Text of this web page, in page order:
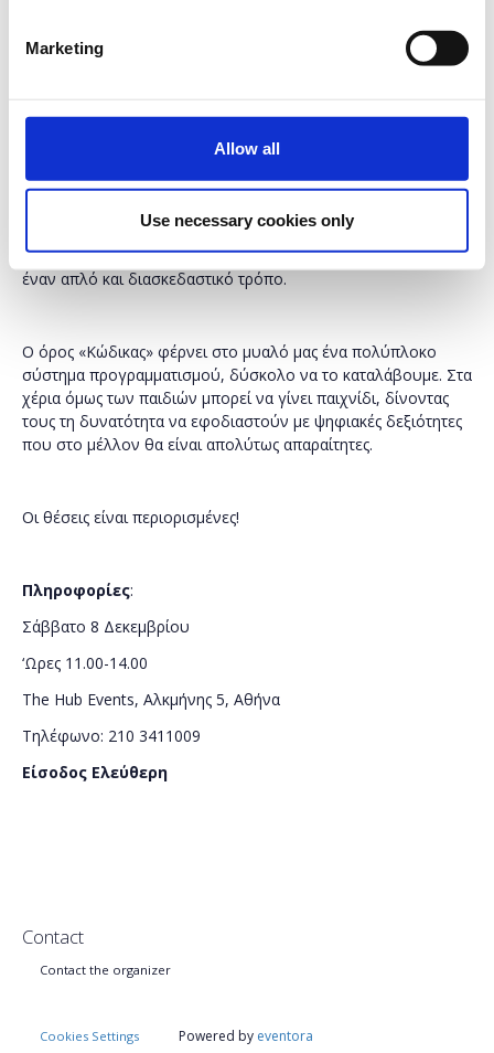
Marketing
Allow all
Use necessary cookies only
προγραμματισμού. Η εισαγωγή σε αυτόν γίνεται με έξυπνα
κινητικά και μαθηματικά παιχνίδια, αλλά και με το
πληροφορικής τις βασικές έννοιες προγραμματισμού!
προσεγγίσει εκατομμύρια μαθητές σε περισσότερες από 180
γνωριμίας με την επιστήμη των υπολογιστών, σχεδιασμένη
να εισάγει μαθητές σε βασικές έννοιες προγραμματισμού με
έναν απλό και διασκεδαστικό τρόπο.
Ο όρος «Κώδικας» φέρνει στο μυαλό μας ένα πολύπλοκο
σύστημα προγραμματισμού, δύσκολο να το καταλάβουμε. Στα
χέρια όμως των παιδιών μπορεί να γίνει παιχνίδι, δίνοντας
τους τη δυνατότητα να εφοδιαστούν με ψηφιακές δεξιότητες
που στο μέλλον θα είναι απολύτως απαραίτητες.
Οι θέσεις είναι περιορισμένες!
Πληροφορίες:
Σάββατο 8 Δεκεμβρίου
‘Ωρες 11.00-14.00
The Hub Events, Αλκμήνης 5, Αθήνα
Τηλέφωνο: 210 3411009
Είσοδος Ελεύθερη
Contact
Contact the organizer
Powered by eventora
Cookies Settings